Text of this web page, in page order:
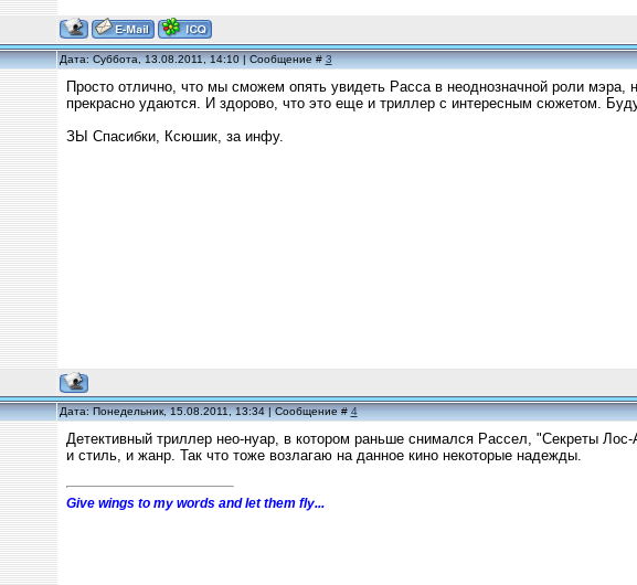
Дата: Суббота, 13.08.2011, 14:10 | Сообщение #3
Просто отлично, что мы сможем опять увидеть Расса в неоднозначной роли мэра,
прекрасно удаются. И здорово, что это еще и триллер с интересным сюжетом.
ЗЫ Спасибки, Ксюшик, за инфу.
Дата: Понедельник, 15.08.2011, 13:34 | Сообщение #4
Детективный триллер нео-нуар, в котором раньше снимался Рассел, "Секреты
и стиль, и жанр. Так что тоже возлагаю на данное кино некоторые надежды.
Give wings to my words and let them fly...